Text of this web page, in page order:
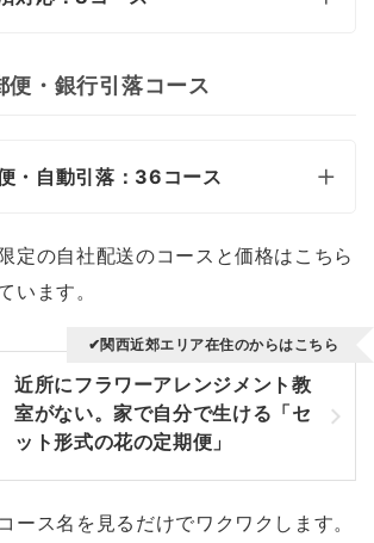
便・銀行引落コース
・自動引落：36コース
定の自社配送のコースと価格はこちら
います。
近所にフラワーアレンジメント教
室がない。家で自分で生ける「セ
ット形式の花の定期便」
✔関西近郊エリア在住のからはこちら
ース名を見るだけでワクワクします。